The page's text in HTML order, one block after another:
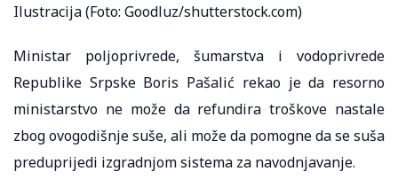
Ilustracija (Foto: Goodluz/shutterstock.com)
Ministar poljoprivrede, šumarstva i vodoprivrede
Republike Srpske Boris Pašalić rekao je da resorno
ministarstvo ne može da refundira troškove nastale
zbog ovogodišnje suše, ali može da pomogne da se suša
preduprijedi izgradnjom sistema za navodnjavanje.